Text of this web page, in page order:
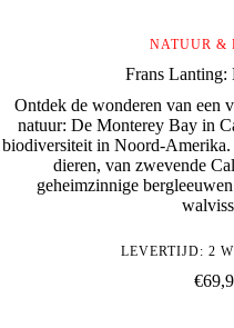
NATUUR &
Frans
Ontdek de wonderen van een
natuur: De Monterey Bay in
biodiversiteit in Noord-
dieren, van zwevende
geheimzinnige
LEVERTIJD: 2
€